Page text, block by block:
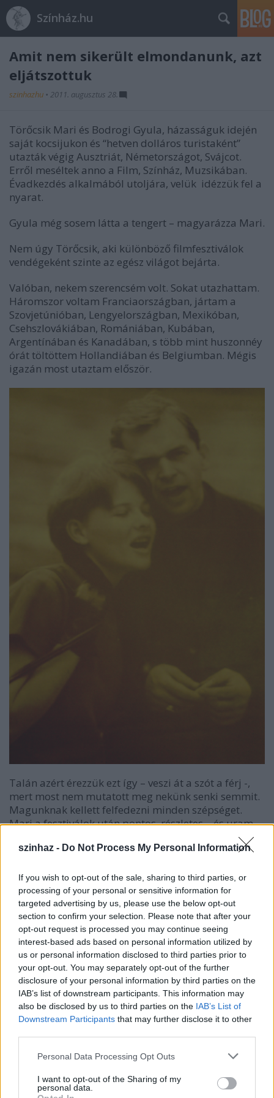
szinhaz - Do Not Process My Personal Information
If you wish to opt-out of the sale, sharing to third parties, or
processing of your personal or sensitive information for
targeted advertising by us, please use the below opt-out
section to confirm your selection. Please note that after your
opt-out request is processed you may continue seeing
interest-based ads based on personal information utilized by
us or personal information disclosed to third parties prior to
your opt-out. You may separately opt-out of the further
disclosure of your personal information by third parties on the
IAB’s list of downstream participants. This information may
also be disclosed by us to third parties on the IAB’s List of
Downstream Participants that may further disclose it to other
Please note that this website/app uses one or more Google
not limited to your visit or usage behaviour. You may click to
grant or deny consent to Google and its third-party tags to
Personal Data Processing Opt Outs
I want to opt-out of the Sharing of my
personal data.
Színház.hu
Amit nem sikerült elmondanunk, azt
eljátszottuk
szinhazhu • 2011. augusztus 28.
Törőcsik Mari és Bodrogi Gyula, házasságuk idején
saját kocsijukon és “hetven dolláros turistaként”
utazták végig Ausztriát, Németországot, Svájcot.
Erről meséltek anno a Film, Színház, Muzsikában.
Évadkezdés alkalmából utoljára, velük idézzük fel a
nyarat.
Gyula még sosem látta a tengert – magyarázza Mari.
Nem úgy Törőcsik, aki különböző filmfesztiválok
vendégeként szinte az egész világot bejárta.
Valóban, nekem szerencsém volt. Sokat utazhattam.
Háromszor voltam Franciaországban, jártam a
Szovjetúnióban, Lengyelországban, Mexikóban,
Csehszlovákiában, Romániában, Kubában,
Argentínában és Kanadában, s több mint huszonnéy
órát töltöttem Hollandiában és Belgiumban. Mégis
igazán most utaztam először.
Talán azért érezzük ezt így – veszi át a szót a férj -,
mert most nem mutatott meg nekünk senki semmit.
Magunknak kellett felfedezni minden szépséget.
Mari a fesztiválok után pontos, részletes – és uram
bocsá, néha kimerítő – beszámolót tart. Így aztán
Franciaországban is ismerős volt nekem is minden,
múzeumnak örültünk, amelyet közösen sikerült
önmagunknak felfedezni.
-Jártunk Cannes-ban is. El sem tudom mondani,
milyen óriási a változás a fesztiválok és a
milliomosok Cannes-ja között – szól Törőcsik. Akkor,
amikor én képviseltem a Magyar filmgyártást,
mindenhová be lehetett látni. A fesztiválok alatt
mindenhol megbámultak mindent és mindenkit.
Kedvesen bohém a hangulat. De ilyenkor a
milliomosok nyaralóját, s még a szabadstrandot is
palánkok védik.
-Turistaként utaztunk, s a mindenkori
szegényemberek ellenszenvével néztük a
milliomosok kiskutyáit “akik” nyáron is kosztümöt és
cipőcskét viselnek.